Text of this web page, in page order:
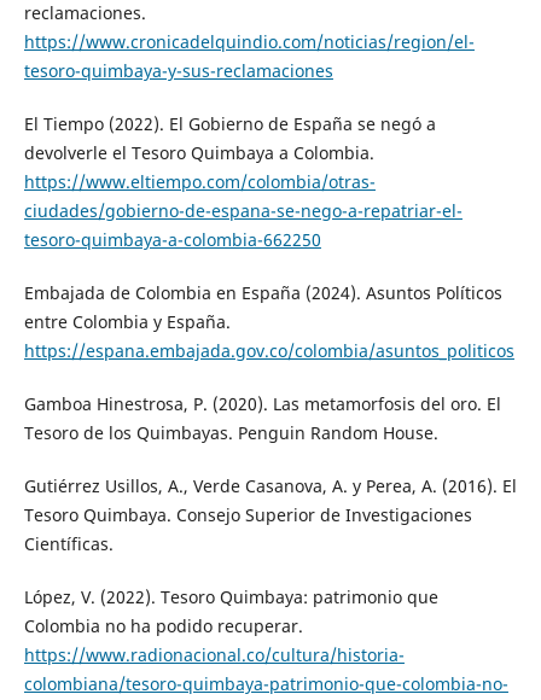
reclamaciones.
https://www.cronicadelquindio.com/noticias/region/el-
tesoro-quimbaya-y-sus-reclamaciones
El Tiempo (2022). El Gobierno de España se negó a
devolverle el Tesoro Quimbaya a Colombia.
https://www.eltiempo.com/colombia/otras-
ciudades/gobierno-de-espana-se-nego-a-repatriar-el-
tesoro-quimbaya-a-colombia-662250
Embajada de Colombia en España (2024). Asuntos Políticos
entre Colombia y España.
https://espana.embajada.gov.co/colombia/asuntos_politicos
Gamboa Hinestrosa, P. (2020). Las metamorfosis del oro. El
Tesoro de los Quimbayas. Penguin Random House.
Gutiérrez Usillos, A., Verde Casanova, A. y Perea, A. (2016). El
Tesoro Quimbaya. Consejo Superior de Investigaciones
Científicas.
López, V. (2022). Tesoro Quimbaya: patrimonio que
Colombia no ha podido recuperar.
https://www.radionacional.co/cultura/historia-
colombiana/tesoro-quimbaya-patrimonio-que-colombia-no-